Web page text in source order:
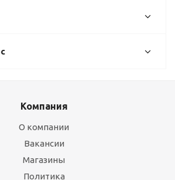
Компания
О компании
Вакансии
Магазины
Политика